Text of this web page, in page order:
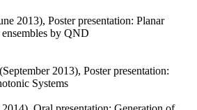
2013), Poster presentation: Planar
by QND
2013), Poster presentation:
Systems